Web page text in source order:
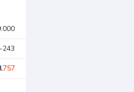
243
757